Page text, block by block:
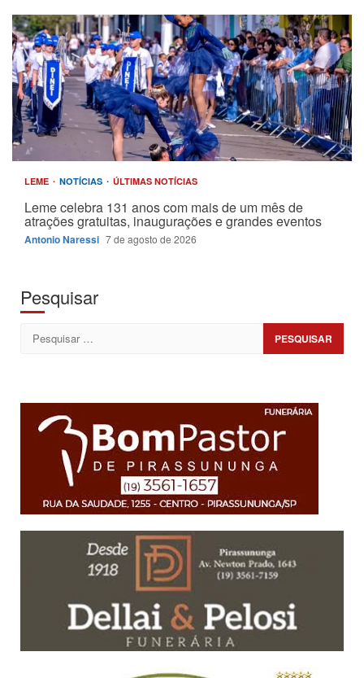
LEME NOTÍCIAS ÚLTIMAS NOTÍCIAS
Leme celebra 131 anos com mais de um mês de
atrações gratuitas, inaugurações e grandes eventos
Antonio Naressi 7 de agosto de 2026
Pesquisar
Pesquisar